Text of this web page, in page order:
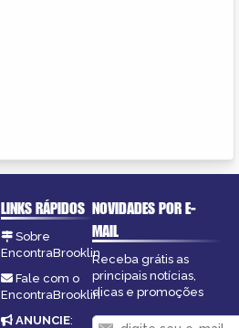
LINKS RÁPIDOS
Sobre
EncontraBrooklin
Fale com o
EncontraBrooklin
ANUNCIE:
NOVIDADES POR E-
MAIL
Receba grátis as
principais notícias,
dicas e promoções